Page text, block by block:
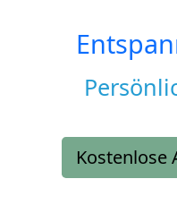
Kostenlose